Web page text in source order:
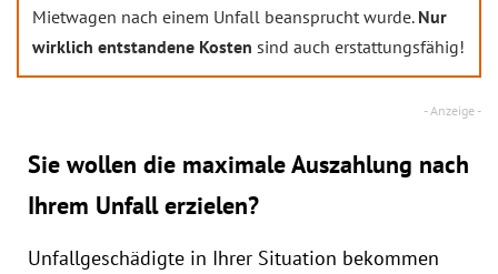
Mietwagen nach einem Unfall beansprucht wurde. Nur
wirklich entstandene Kosten sind auch erstattungsfähig!
Sie wollen die maximale Auszahlung nach
Ihrem Unfall erzielen?
Unfallgeschädigte in Ihrer Situation bekommen